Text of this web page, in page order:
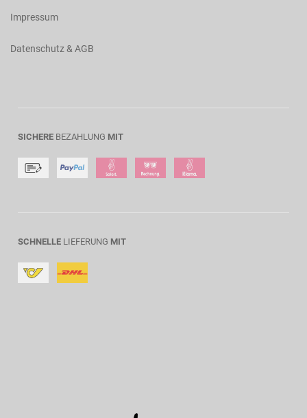
Impressum
Datenschutz & AGB
SICHERE BEZAHLUNG MIT
SCHNELLE LIEFERUNG MIT